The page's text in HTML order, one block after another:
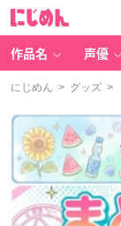
作品名 声優
にじめん > グッズ >